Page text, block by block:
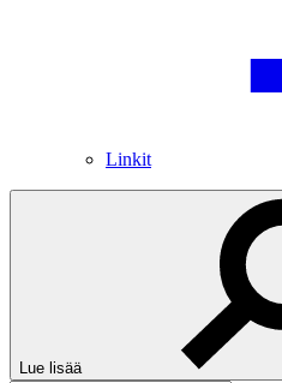
Linkit
Lue lisää